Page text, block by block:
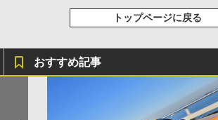
トップページに戻る
おすすめ記事